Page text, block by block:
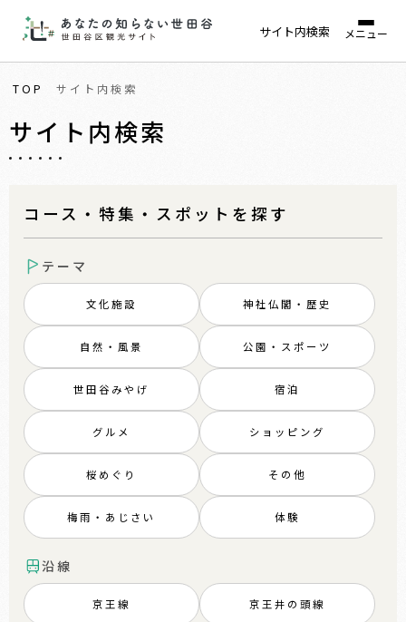
サイト内検索 メニュー
TOP サイト内検索
サイト内検索
コース・特集・スポットを探す
テーマ
文化施設 神社仏閣・歴史
自然・風景 公園・スポーツ
世田谷みやげ 宿泊
グルメ ショッピング
桜めぐり その他
梅雨・あじさい 体験
沿線
京王線 京王井の頭線